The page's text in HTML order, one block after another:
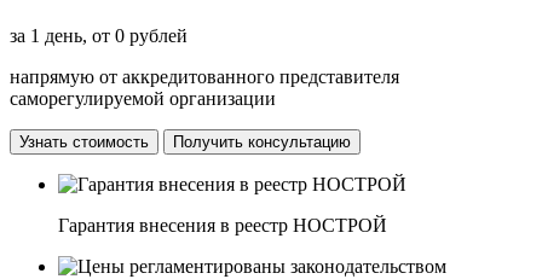
за 1 день, от 0 рублей
напрямую от аккредитованного представителя
саморегулируемой организации
Узнать стоимость Получить консультацию
Гарантия внесения в реестр НОСТРОЙ